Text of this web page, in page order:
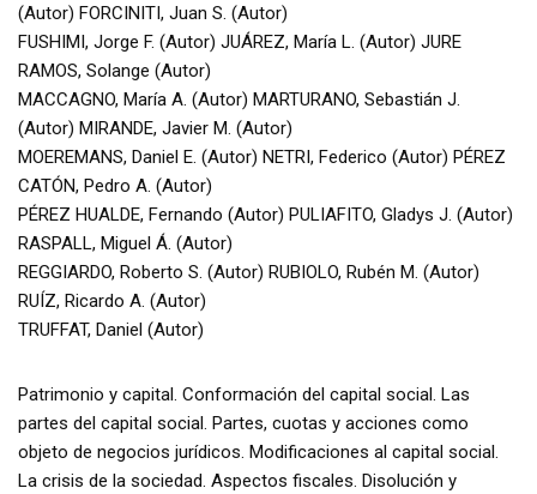
(Autor) FORCINITI, Juan S. (Autor)
FUSHIMI, Jorge F. (Autor) JUÁREZ, María L. (Autor) JURE
RAMOS, Solange (Autor)
MACCAGNO, María A. (Autor) MARTURANO, Sebastián J.
(Autor) MIRANDE, Javier M. (Autor)
MOEREMANS, Daniel E. (Autor) NETRI, Federico (Autor) PÉREZ
CATÓN, Pedro A. (Autor)
PÉREZ HUALDE, Fernando (Autor) PULIAFITO, Gladys J. (Autor)
RASPALL, Miguel Á. (Autor)
REGGIARDO, Roberto S. (Autor) RUBIOLO, Rubén M. (Autor)
RUÍZ, Ricardo A. (Autor)
TRUFFAT, Daniel (Autor)
Patrimonio y capital. Conformación del capital social. Las
partes del capital social. Partes, cuotas y acciones como
objeto de negocios jurídicos. Modificaciones al capital social.
La crisis de la sociedad. Aspectos fiscales. Disolución y